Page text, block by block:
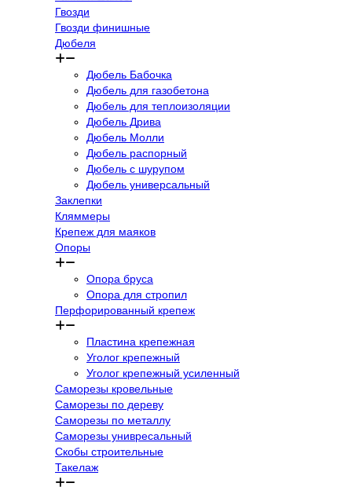
Гвозди
Гвозди финишные
Дюбеля
Дюбель Бабочка
Дюбель для газобетона
Дюбель для теплоизоляции
Дюбель Дрива
Дюбель Молли
Дюбель распорный
Дюбель с шурупом
Дюбель универсальный
Заклепки
Кляммеры
Крепеж для маяков
Опоры
Опора бруса
Опора для стропил
Перфорированный крепеж
Пластина крепежная
Уголог крепежный
Уголог крепежный усиленный
Саморезы кровельные
Саморезы по дереву
Саморезы по металлу
Саморезы унивресальный
Скобы строительные
Такелаж